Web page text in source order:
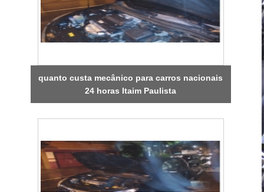
quanto custa mecânico para carros nacionais
24 horas Itaim Paulista